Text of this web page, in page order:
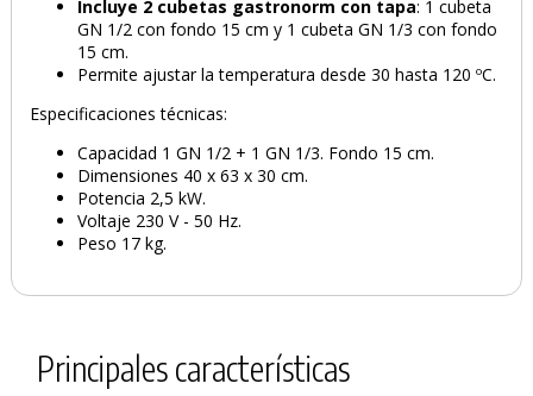
PRODUCTO AÑADIDO AL CARRITO
Incluye 2 cubetas gastronorm con tapa: 1 cubeta
GN 1/2 con fondo 15 cm y 1 cubeta GN 1/3 con fondo
15 cm.
Permite ajustar la temperatura desde 30 hasta 120 ºC.
Especificaciones técnicas:
Capacidad 1 GN 1/2 + 1 GN 1/3. Fondo 15 cm.
Dimensiones 40 x 63 x 30 cm.
Potencia 2,5 kW.
Voltaje 230 V - 50 Hz.
Peso 17 kg.
Principales características